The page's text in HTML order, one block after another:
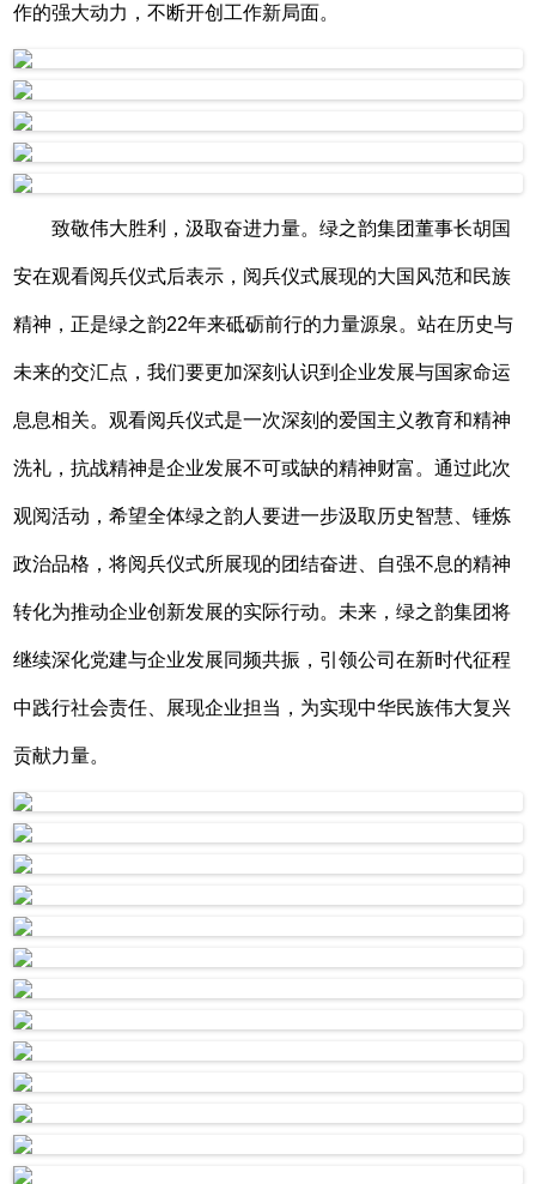
作的强大动力，不断开创工作新局面。
致敬伟大胜利，汲取奋进力量。绿之韵集团董事长胡国
安在观看阅兵仪式后表示，阅兵仪式展现的大国风范和民族
精神，正是绿之韵22年来砥砺前行的力量源泉。站在历史与
未来的交汇点，我们要更加深刻认识到企业发展与国家命运
息息相关。观看阅兵仪式是一次深刻的爱国主义教育和精神
洗礼，抗战精神是企业发展不可或缺的精神财富。通过此次
观阅活动，希望全体绿之韵人要进一步汲取历史智慧、锤炼
政治品格，将阅兵仪式所展现的团结奋进、自强不息的精神
转化为推动企业创新发展的实际行动。未来，绿之韵集团将
继续深化党建与企业发展同频共振，引领公司在新时代征程
中践行社会责任、展现企业担当，为实现中华民族伟大复兴
贡献力量。